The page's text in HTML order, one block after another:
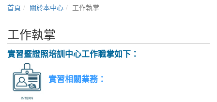
首頁 關於本中心 工作執掌
工作執掌
實習暨證照培訓中心工作職掌如下：
實習相關業務：